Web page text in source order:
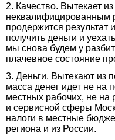
2. Качество. Вытекает
неквалифицированным
продержится результат
получить деньги и
мы снова будем у
плачевное состояние
3. Деньги. Вытекают из
масса денег идет не на
местных рабочих, не на
и сервисной сферы
налоги в местные
региона и из России.